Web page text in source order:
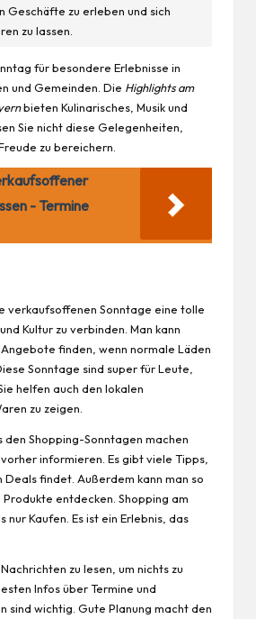
Geschäfte zu erleben und sich
zu lassen.
für besondere Erlebnisse in
und Gemeinden. Die Highlights am
bieten Kulinarisches, Musik und
Sie nicht diese Gelegenheiten,
zu bereichern.
- Termine
verkaufsoffenen Sonntage eine tolle
Kultur zu verbinden. Man kann
finden, wenn normale Läden
Sonntage sind super für Leute,
helfen auch den lokalen
zu zeigen.
den Shopping-Sonntagen machen
informieren. Es gibt viele Tipps,
Deals findet. Außerdem kann man so
entdecken. Shopping am
nurKaufen . Es ist ein Erlebnis, das
zu lesen, um nichts zu
Infos über Termine und
sind wichtig. Gute Planung macht den